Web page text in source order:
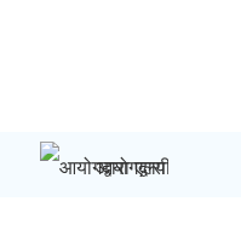
आयोगद्वारा एलपी